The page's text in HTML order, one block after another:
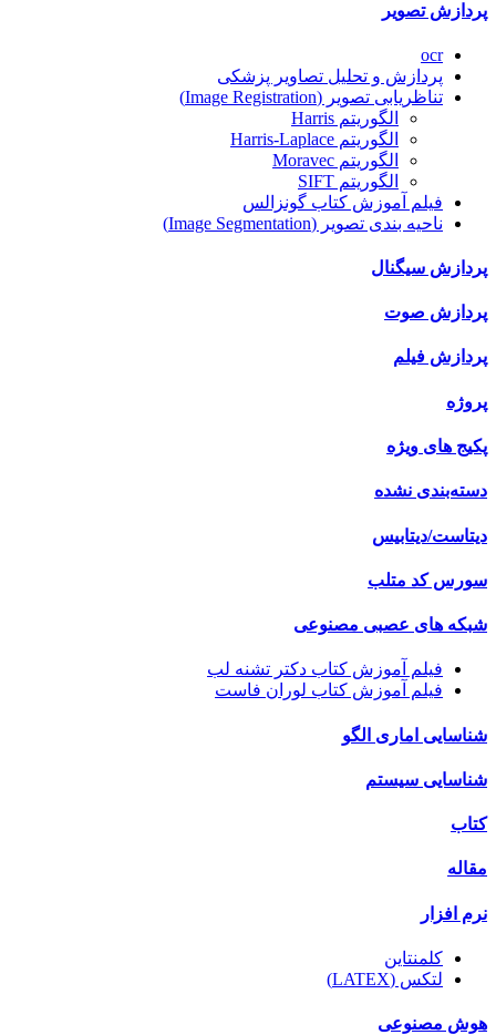
پردازش تصویر
ocr
پردازش و تحلیل تصاویر پزشکی
تناظریابی تصویر (Image Registration)
الگوریتم Harris
الگوریتم Harris-Laplace
الگوریتم Moravec
الگوریتم SIFT
فیلم آموزش کتاب گونزالس
ناحیه بندی تصویر (Image Segmentation)
پردازش سیگنال
پردازش صوت
پردازش فیلم
پروژه
پکیج های ویژه
دسته‌بندی نشده
دیتاست/دیتابیس
سورس کد متلب
شبکه های عصبی مصنوعی
فیلم آموزش کتاب دکتر تشنه لب
فیلم آموزش کتاب لوران فاست
شناسایی اماری الگو
شناسایی سیستم
کتاب
مقاله
نرم افزار
کلمنتاین
لتکس (LATEX)
هوش مصنوعی